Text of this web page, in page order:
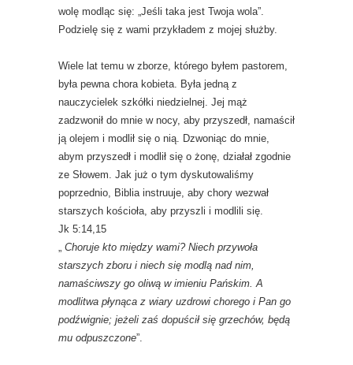
wolę modląc się: „Jeśli taka jest Twoja wola”.
Podzielę się z wami przykładem z mojej służby.
Wiele lat temu w zborze, którego byłem pastorem,
była pewna chora kobieta. Była jedną z
nauczycielek szkółki niedzielnej. Jej mąż
zadzwonił do mnie w nocy, aby przyszedł, namaścił
ją olejem i modlił się o nią. Dzwoniąc do mnie,
abym przyszedł i modlił się o żonę, działał zgodnie
ze Słowem. Jak już o tym dyskutowaliśmy
poprzednio, Biblia instruuje, aby chory wezwał
starszych kościoła, aby przyszli i modlili się.
Jk 5:14,15
Choruje kto między wami? Niech przywoła
starszych zboru i niech się modlą nad nim,
namaściwszy go oliwą w imieniu Pańskim. A
modlitwa płynąca z wiary uzdrowi chorego i Pan go
podźwignie; jeżeli zaś dopuścił się grzechów, będą
mu odpuszczone”.